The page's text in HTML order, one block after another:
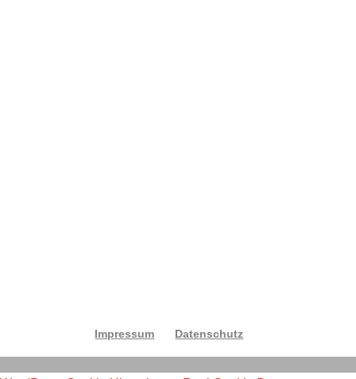
Impressum Datenschutz